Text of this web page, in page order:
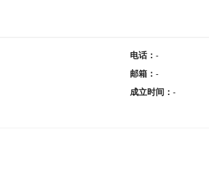
电话： -
邮箱 ： -
成立时间 ： -